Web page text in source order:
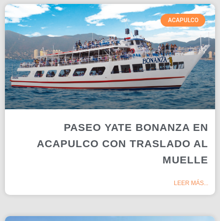
ACAPULCO
PASEO YATE BONANZA EN
ACAPULCO CON TRASLADO AL
MUELLE
LEER MÁS...